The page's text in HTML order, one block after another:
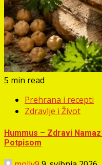
5 min read
Prehrana i recepti
Zdravlje i Život
Hummus – Zdravi
Potpisom